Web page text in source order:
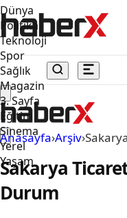
Dünya
Politika
Teknoloji
Spor
Sağlık
Magazin
3. Sayfa
Eğitim
Sinema
Yerel
Yaşam
Anasayfa›Arşiv›
Sakarya
Durum